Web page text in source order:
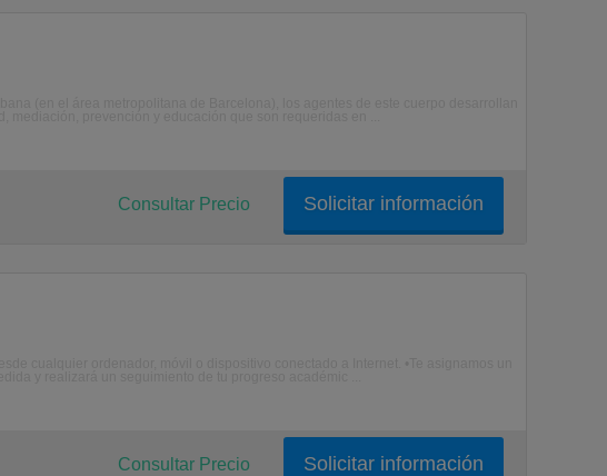
Solicitar información
Consultar Precio
Solicitar información
Consultar Precio